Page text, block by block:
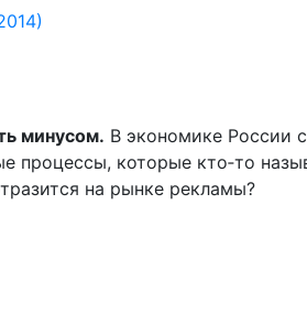
минусом. В экономике России
процессы, которые кто‑то
на рынке рекламы?